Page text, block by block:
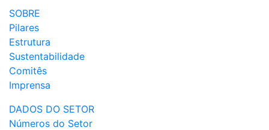
SOBRE
Pilares
Estrutura
Sustentabilidade
Comitês
Imprensa
DADOS DO SETOR
Números do Setor